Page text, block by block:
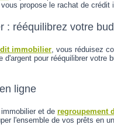
propose le rachat de crédit
: rééquilibrez votre
immobilier, vous réduisez
d'argent pour rééquilibrer votre
ligne
et de regroupement
l'ensemble de vos prêts en